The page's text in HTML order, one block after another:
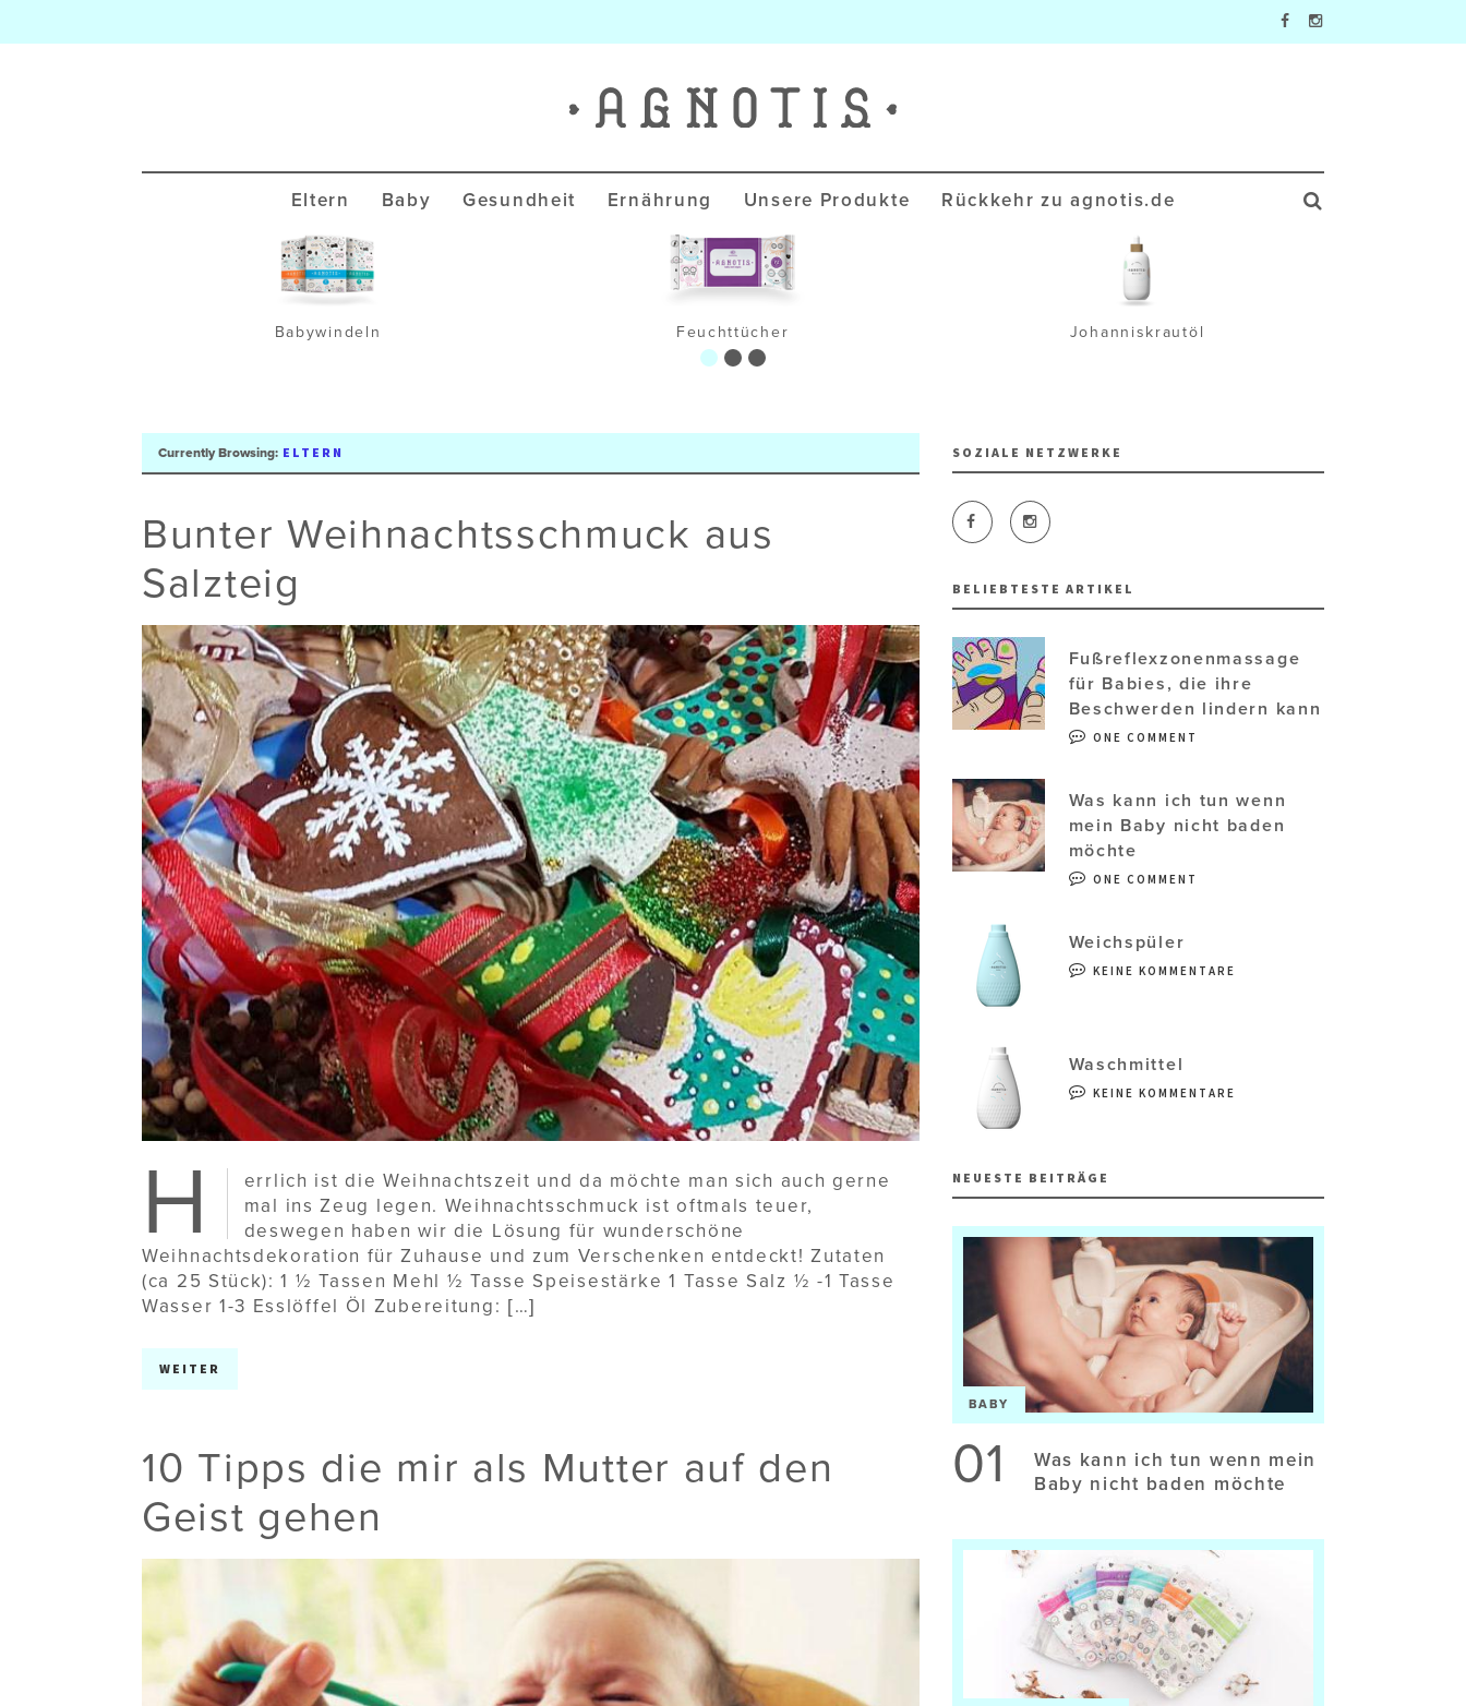
Agnotis Blog
Eltern Baby Gesundheit Ernährung Unsere Produkte Rückkehr zu agnotis.de
Babywindeln Feuchttücher Johanniskrautöl
Currently Browsing: ELTERN
Bunter Weihnachtsschmuck aus
Salzteig
H
errlich ist die Weihnachtszeit und da möchte man sich auch gerne
mal ins Zeug legen. Weihnachtsschmuck ist oftmals teuer,
deswegen haben wir die Lösung für wunderschöne
Weihnachtsdekoration für Zuhause und zum Verschenken entdeckt! Zutaten
(ca 25 Stück): 1 ½ Tassen Mehl ½ Tasse Speisestärke 1 Tasse Salz ½ -1 Tasse
Wasser 1-3 Esslöffel Öl Zubereitung: […]
WEITER
10 Tipps die mir als Mutter auf den
Geist gehen
SOZIALE NETZWERKE
BELIEBTESTE ARTIKEL
Fußreflexzonenmassage
für Babies, die ihre
Beschwerden lindern kann
ONE COMMENT
Was kann ich tun wenn
mein Baby nicht baden
möchte
ONE COMMENT
Weichspüler
KEINE KOMMENTARE
Waschmittel
KEINE KOMMENTARE
NEUESTE BEITRÄGE
BABY
01
Was kann ich tun wenn mein
Baby nicht baden möchte